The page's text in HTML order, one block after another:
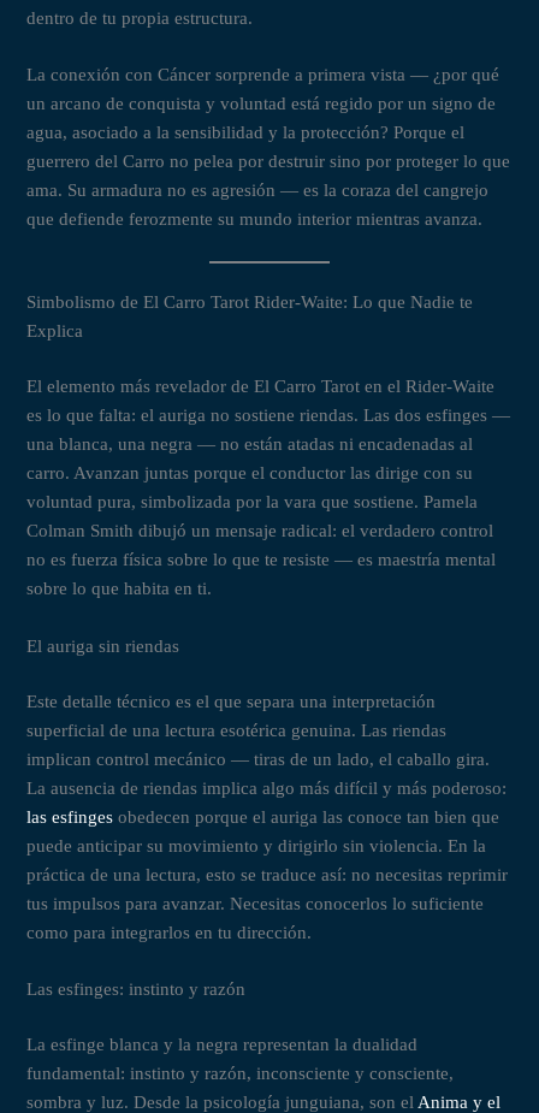
dentro de tu propia estructura.
La conexión con Cáncer sorprende a primera vista — ¿por qué
un arcano de conquista y voluntad está regido por un signo de
agua, asociado a la sensibilidad y la protección? Porque el
guerrero del Carro no pelea por destruir sino por proteger lo que
ama. Su armadura no es agresión — es la coraza del cangrejo
que defiende ferozmente su mundo interior mientras avanza.
Simbolismo de El Carro Tarot Rider-Waite: Lo que Nadie te
Explica
El elemento más revelador de El Carro Tarot en el Rider-Waite
es lo que falta: el auriga no sostiene riendas. Las dos esfinges —
una blanca, una negra — no están atadas ni encadenadas al
carro. Avanzan juntas porque el conductor las dirige con su
voluntad pura, simbolizada por la vara que sostiene. Pamela
Colman Smith dibujó un mensaje radical: el verdadero control
no es fuerza física sobre lo que te resiste — es maestría mental
sobre lo que habita en ti.
El auriga sin riendas
Este detalle técnico es el que separa una interpretación
superficial de una lectura esotérica genuina. Las riendas
implican control mecánico — tiras de un lado, el caballo gira.
La ausencia de riendas implica algo más difícil y más poderoso:
las esfinges obedecen porque el auriga las conoce tan bien que
puede anticipar su movimiento y dirigirlo sin violencia. En la
práctica de una lectura, esto se traduce así: no necesitas reprimir
tus impulsos para avanzar. Necesitas conocerlos lo suficiente
como para integrarlos en tu dirección.
Las esfinges: instinto y razón
La esfinge blanca y la negra representan la dualidad
fundamental: instinto y razón, inconsciente y consciente,
sombra y luz. Desde la psicología junguiana, son el Anima y el